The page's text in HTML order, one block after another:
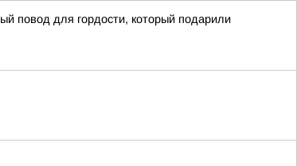
повод для гордости, который подарили